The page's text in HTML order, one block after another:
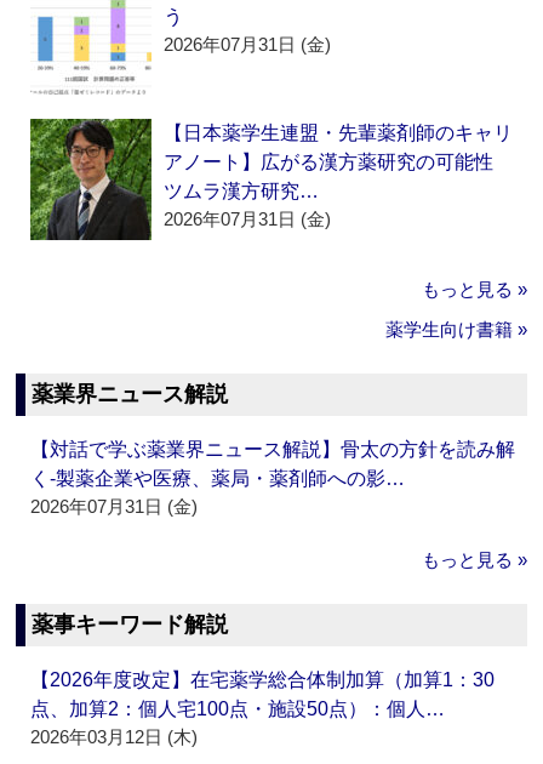
う
2026年07月31日 (金)
【日本薬学生連盟・先輩薬剤師のキャリ
アノート】広がる漢方薬研究の可能性
ツムラ漢方研究…
2026年07月31日 (金)
もっと見る »
薬学生向け書籍 »
薬業界ニュース解説
【対話で学ぶ薬業界ニュース解説】骨太の方針を読み解
く‐製薬企業や医療、薬局・薬剤師への影…
2026年07月31日 (金)
もっと見る »
薬事キーワード解説
【2026年度改定】在宅薬学総合体制加算（加算1：30
点、加算2：個人宅100点・施設50点）：個人…
2026年03月12日 (木)